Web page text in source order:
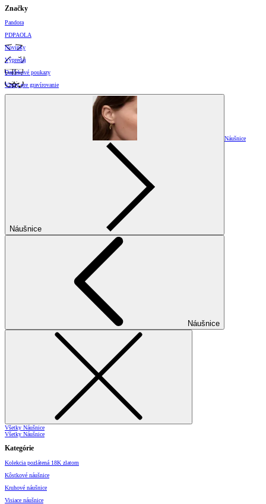
Značky
Pandora
PDPAOLA
Novinky
Výpredaj
Darčekové poukazy
Vzory pre gravírovanie
Náušnice
Náušnice
Náušnice
Všetky Náušnice
Všetky Náušnice
Kategórie
Kolekcia pozlátená 18K zlatom
Kôstkové náušnice
Kruhové náušnice
Visiace náušnice